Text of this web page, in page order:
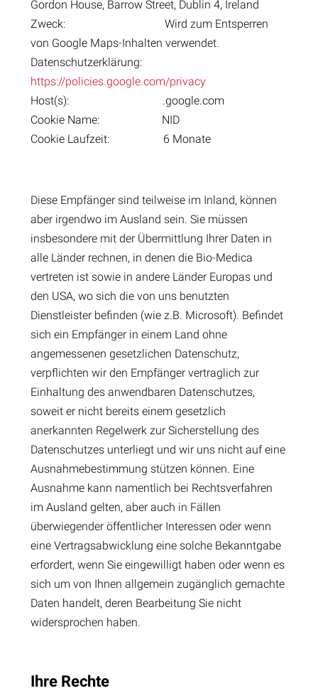
Gordon House, Barrow Street, Dublin 4, Ireland
Zweck: Wird zum Entsperren
von Google Maps-Inhalten verwendet.
Datenschutzerklärung:
https://policies.google.com/privacy
Host(s): .google.com
Cookie Name: NID
Cookie Laufzeit: 6 Monate
Diese Empfänger sind teilweise im Inland, können
aber irgendwo im Ausland sein. Sie müssen
insbesondere mit der Übermittlung Ihrer Daten in
alle Länder rechnen, in denen die Bio-Medica
vertreten ist sowie in andere Länder Europas und
den USA, wo sich die von uns benutzten
Dienstleister befinden (wie z.B. Microsoft). Befindet
sich ein Empfänger in einem Land ohne
angemessenen gesetzlichen Datenschutz,
verpflichten wir den Empfänger vertraglich zur
Einhaltung des anwendbaren Datenschutzes,
soweit er nicht bereits einem gesetzlich
anerkannten Regelwerk zur Sicherstellung des
Datenschutzes unterliegt und wir uns nicht auf eine
Ausnahmebestimmung stützen können. Eine
Ausnahme kann namentlich bei Rechtsverfahren
im Ausland gelten, aber auch in Fällen
überwiegender öffentlicher Interessen oder wenn
eine Vertragsabwicklung eine solche Bekanntgabe
erfordert, wenn Sie eingewilligt haben oder wenn es
sich um von Ihnen allgemein zugänglich gemachte
Daten handelt, deren Bearbeitung Sie nicht
widersprochen haben.
Ihre Rechte